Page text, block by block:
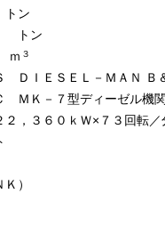
ン
トン
ｍ ３
ＤＩＥＳＥＬ－ＭＡＮ Ｂ
ＭＫ－７型ディーゼル機
，３６０ｋＷ×７３回転／
）